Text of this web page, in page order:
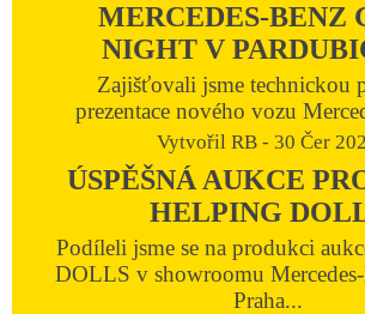
MERCEDES-BENZ
NIGHT V
Zajišťovali jsme technickou
prezentace nového vozu
Vytvořil RB - 30 Čer
ÚSPĚŠNÁ AUKCE
HELPING
Podíleli jsme se na produkci
DOLLS v showroomu
Praha...